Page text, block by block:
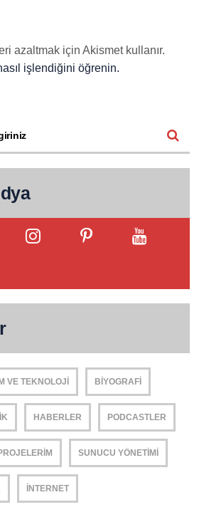
azaltmak için Akismet kullanır.
işlendiğini öğrenin.
VE TEKNOLOJI BIYOGRAFI
HABERLER PODCASTLER
SUNUCU YÖNETIMI
İNTERNET